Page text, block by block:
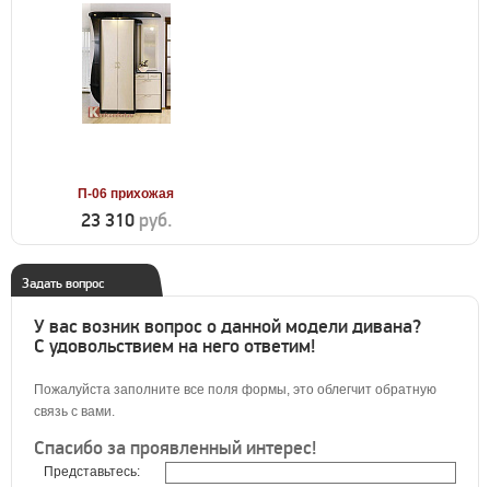
П-06 прихожая
23 310 руб.
Задать вопрос
У вас возник вопрос о данной модели дивана?
С удовольствием на него ответим!
Пожалуйста заполните все поля формы, это облегчит обратную
связь с вами.
Спасибо за проявленный интерес!
Представьтесь: